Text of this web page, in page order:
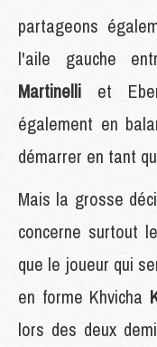
partageons
l'aile gauche
Martinelli et
également en
démarrer en tant
Mais la grosse
concerne surtout
que le joueur qui
en forme Khvicha
lors des deux